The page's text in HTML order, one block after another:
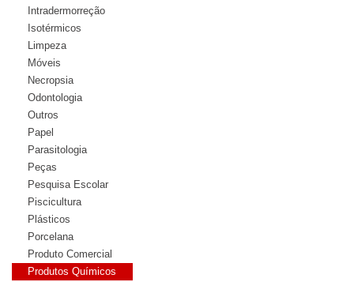
Intradermorreção
Isotérmicos
Limpeza
Móveis
Necropsia
Odontologia
Outros
Papel
Parasitologia
Peças
Pesquisa Escolar
Piscicultura
Plásticos
Porcelana
Produto Comercial
Produtos Químicos